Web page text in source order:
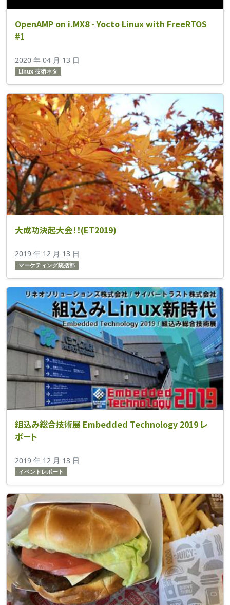
OpenAMP on i.MX8 - Yocto Linux with FreeRTOS
#1
2020 年 04 月 13 日
Linux 技術ネタ
大成功決起大会！！(ET2019)
2019 年 12 月 13 日
マーケティング統括部
組込み総合技術展 Embedded Technology 2019 レ
ポート
2019 年 12 月 13 日
イベントレポート